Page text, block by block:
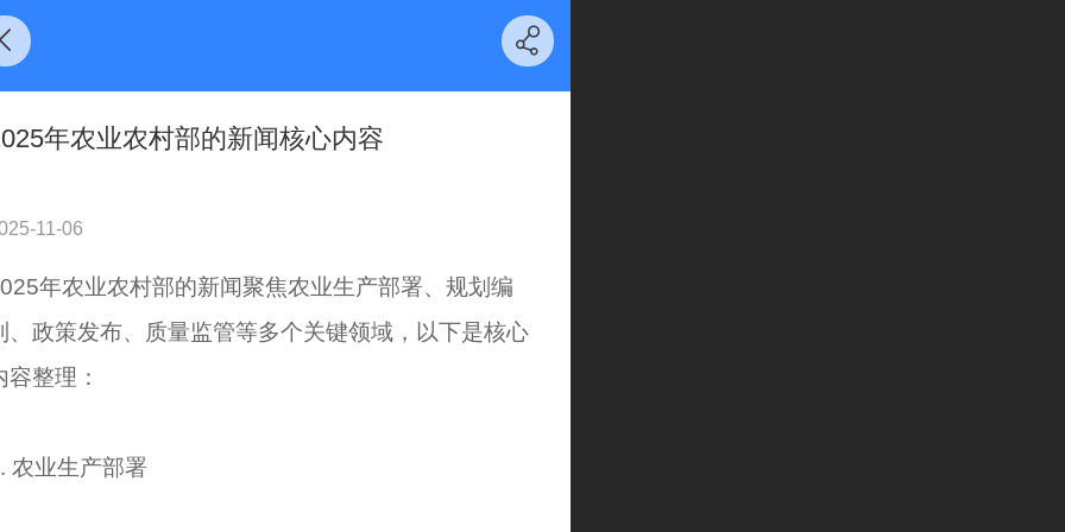
年农业农村部的新闻核心内容
11-06
年农业农村部的新闻聚焦农业生产部署、规划编
、政策发布、质量监管等多个关键领域，以下是核心
容整理：
农业生产部署